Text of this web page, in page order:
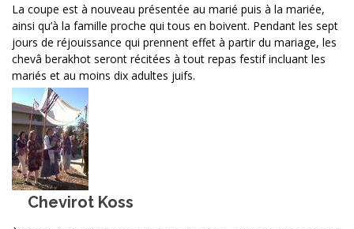
La coupe est à nouveau présentée au marié puis à la mariée,
ainsi qu’à la famille proche qui tous en boivent. Pendant les sept
jours de réjouissance qui prennent effet à partir du mariage, les
chevâ berakhot seront récitées à tout repas festif incluant les
mariés et au moins dix adultes juifs.
Chevirot Koss